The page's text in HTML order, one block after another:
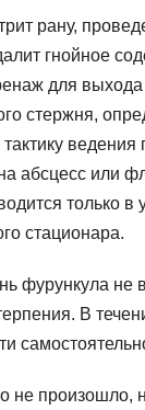
рану,
гнойное
для выхода
стержня,
ведения
абсцесс или
только в
стационара.
фурункула не
В
не произошло,